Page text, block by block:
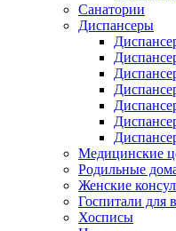
Санатории
Диспансеры
Медицинские
Родильные
Женские
Госпитали для
Хосписы